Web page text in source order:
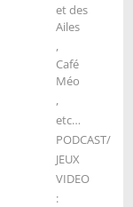
et des
Ailes
,
Café
Méo
,
etc…
PODCAST/
JEUX
VIDEO
: